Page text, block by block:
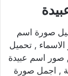
صورة اسم
, تحميل
صور اسم عبيدة
, اجمل صورة